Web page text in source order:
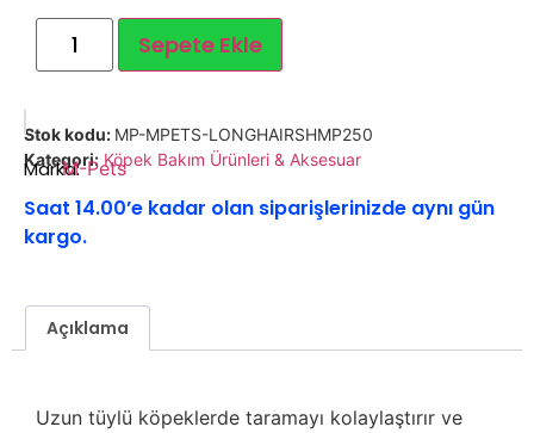
Sepete Ekle
Stok kodu: MP-MPETS-LONGHAIRSHMP250
Kategori: Köpek Bakım Ürünleri & Aksesuar
Marka:M-Pets
Saat 14.00’e kadar olan siparişlerinizde aynı gün
kargo.
Açıklama
Uzun tüylü köpeklerde taramayı kolaylaştırır ve